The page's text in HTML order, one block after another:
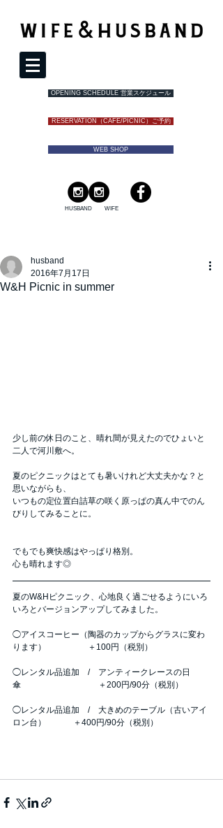
OPENING SCHEDULE 営業スケジュール
RESERVATION（CAFE/PICNIC）ご予約
WEB SHOP
HUSBAND WIFE
W&H Picnic in summer
husband
2016年7月17日
少し前の休日のこと、晴れ間が見えたのでひょいと
二人で河川敷へ。
夏のピクニックはとても暑いけれど大丈夫かな？と
思いながらも、
いつもの定位置白詰草の咲く原っぱの真ん中でのん
びりしてみることに。
でもでも爽快感はやっぱり格別。
心も晴れます◎
夏のW&Hピクニック、心地良く過ごせるようにいろ
いろとバージョンアップしてみました。
◯アイスコーヒー（陶器のカップからグラスに変わ
ります）　　　　　＋100円（税別）
◯レンタル品追加　/　アンティークレースの日
傘　　　　　　　　　 ＋200円/90分（税別）
◯レンタル品追加　/　大きめのテーブル（古いアイ
ロン台）　　　 ＋400円/90分（税別）